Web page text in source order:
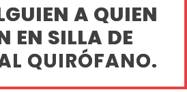
A QUIEN
EN SILLA DE
QUIRÓFANO.